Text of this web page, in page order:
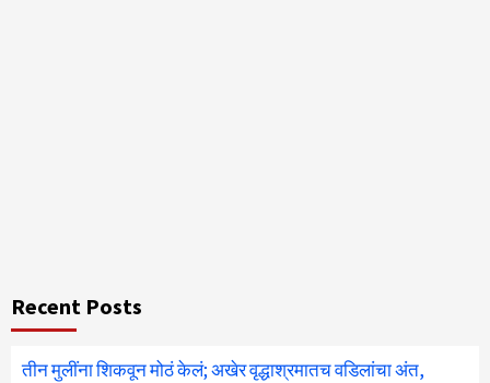
Recent Posts
तीन मुलींना शिकवून मोठं केलं; अखेर वृद्धाश्रमातच वडिलांचा अंत,